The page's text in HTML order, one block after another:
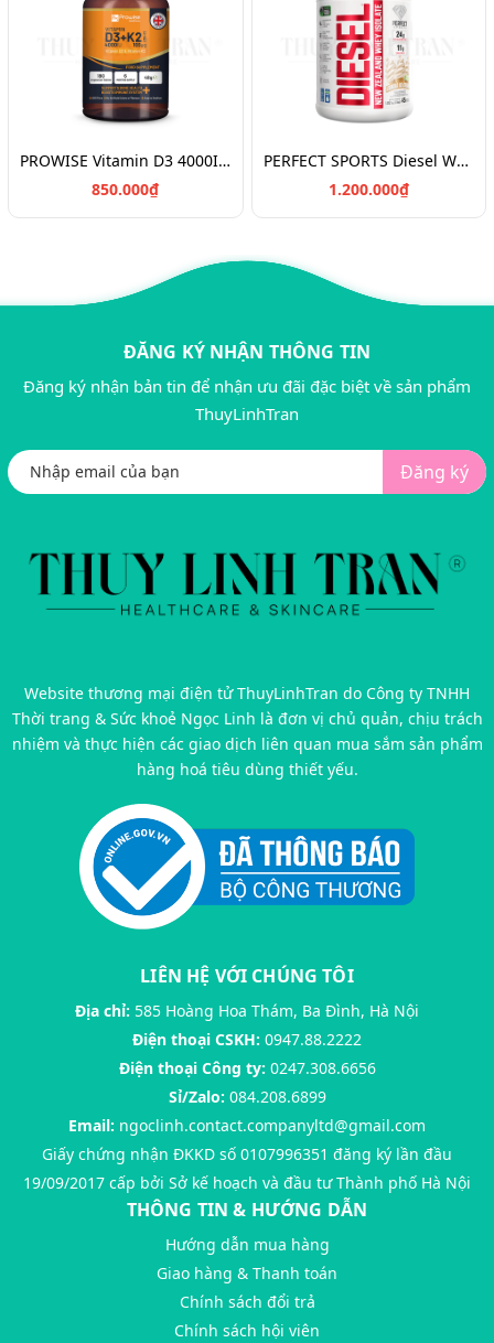
PROWISE Vitamin D3 4000IU + K2 180v/Vitamin chắc khỏe xương D3K2
850.000₫
PERFECT SPORTS Diesel Whey Protein/Bột đạm tăng cơ 908g
1.200.000₫
ĐĂNG KÝ NHẬN THÔNG TIN
Đăng ký nhận bản tin để nhận ưu đãi đặc biệt về sản phẩm
ThuyLinhTran
Đăng ký
Website thương mại điện tử ThuyLinhTran do Công ty TNHH
Thời trang & Sức khoẻ Ngọc Linh là đơn vị chủ quản, chịu trách
nhiệm và thực hiện các giao dịch liên quan mua sắm sản phẩm
hàng hoá tiêu dùng thiết yếu.
LIÊN HỆ VỚI CHÚNG TÔI
Địa chỉ: 585 Hoàng Hoa Thám, Ba Đình, Hà Nội
Điện thoại CSKH: 0947.88.2222
Điện thoại Công ty: 0247.308.6656
Sỉ/Zalo: 084.208.6899
Email: ngoclinh.contact.companyltd@gmail.com
Giấy chứng nhận ĐKKD số 0107996351 đăng ký lần đầu
19/09/2017 cấp bởi Sở kế hoạch và đầu tư Thành phố Hà Nội
THÔNG TIN & HƯỚNG DẪN
Hướng dẫn mua hàng
Giao hàng & Thanh toán
Chính sách đổi trả
Chính sách hội viên